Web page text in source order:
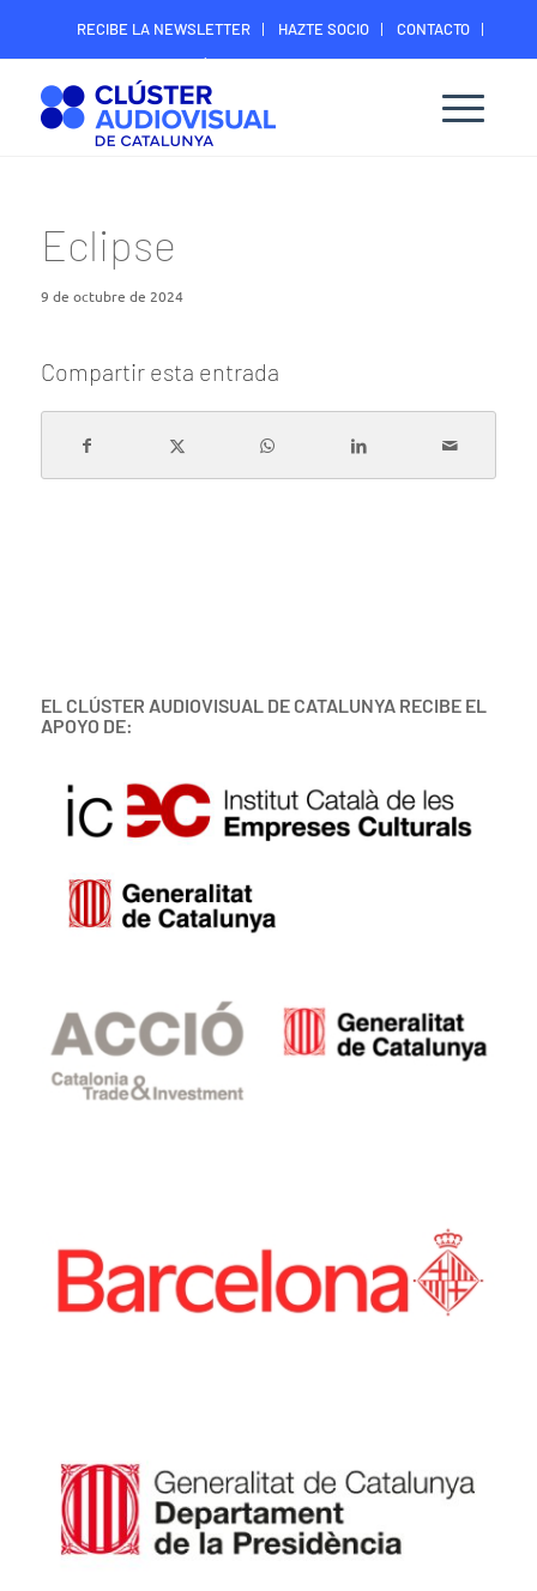
RECIBE LA NEWSLETTER HAZTE SOCIO
CONTACTO
ÁREA DIGITAL SOCIOS
Eclipse
9 de octubre de 2024
Compartir esta entrada
EL CLÚSTER AUDIOVISUAL DE CATALUNYA RECIBE EL
APOYO DE: